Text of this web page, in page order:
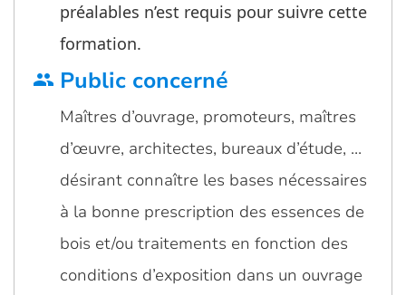
préalables n’est requis pour suivre cette
formation.
group Public concerné
Maîtres d’ouvrage, promoteurs, maîtres
d’œuvre, architectes, bureaux d’étude, …
désirant connaître les bases nécessaires
à la bonne prescription des essences de
bois et/ou traitements en fonction des
conditions d’exposition dans un ouvrage